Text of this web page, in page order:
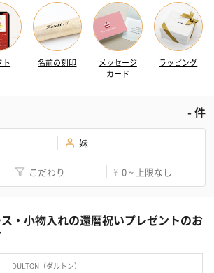
ト 名前の刻印
メッセージ
カード
ラッピング
-件
妹
こだわり ¥ 0 ~ 上限なし
・小物入れの還暦祝いプレゼントのお
DULTON（ダルトン）